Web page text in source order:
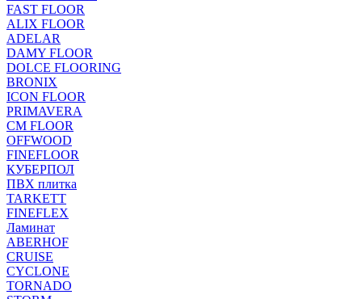
FAST FLOOR
ALIX FLOOR
ADELAR
DAMY FLOOR
DOLCE FLOORING
BRONIX
ICON FLOOR
PRIMAVERA
CM FLOOR
OFFWOOD
FINEFLOOR
КУБЕРПОЛ
ПВХ плитка
TARKETT
FINEFLEX
Ламинат
ABERHOF
CRUISE
CYCLONE
TORNADO